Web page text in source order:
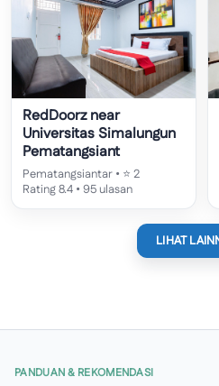
RedDoorz near
Universitas Simalungun
Pematangsiant
Pematangsiantar • ⭐ 2
Rating 8.4 • 95 ulasan
LIHAT
PANDUAN & REKOMENDASI